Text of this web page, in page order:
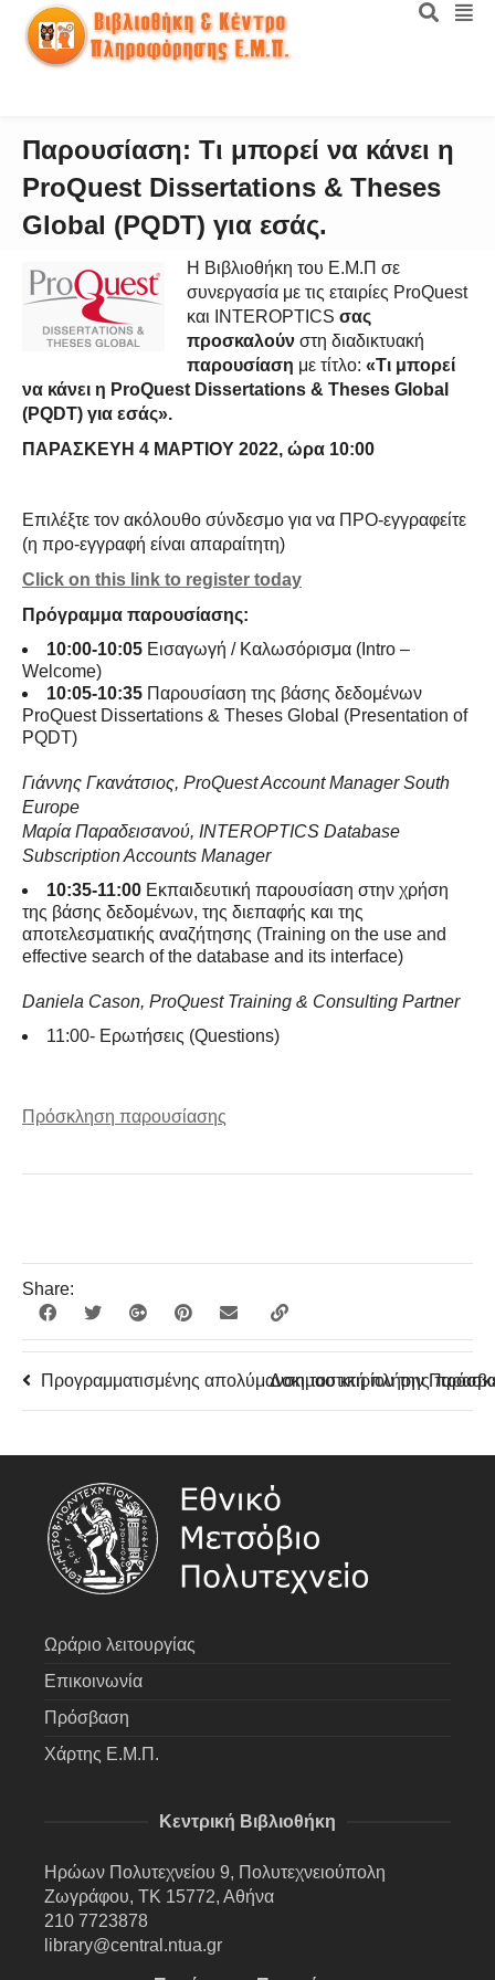
Παρουσίαση: Τι μπορεί να κάνει η
ProQuest Dissertations & Theses
Global (PQDT) για εσάς.
Η Βιβλιοθήκη του Ε.Μ.Π σε
συνεργασία με τις εταιρίες ProQuest
και INTEROPTICS σας
προσκαλούν στη διαδικτυακή
παρουσίαση με τίτλο: «Τι μπορεί
να κάνει η ProQuest Dissertations & Theses Global
(PQDT) για εσάς».
ΠΑΡΑΣΚΕΥΗ 4 ΜΑΡΤΙΟΥ 2022, ώρα 10:00
Επιλέξτε τον ακόλουθο σύνδεσμο για να ΠΡΟ-εγγραφείτε
(η προ-εγγραφή είναι απαραίτητη)
Click on this link to register today
Πρόγραμμα παρουσίασης:
10:00-10:05 Εισαγωγή / Καλωσόρισμα (Intro –
Welcome)
10:05-10:35 Παρουσίαση της βάσης δεδομένων
ProQuest Dissertations & Theses Global (Presentation of
PQDT)
Γιάννης Γκανάτσιος, ProQuest Account Manager South
Europe
Μαρία Παραδεισανού, INTEROPTICS Database
Subscription Accounts Manager
10:35-11:00 Εκπαιδευτική παρουσίαση στην χρήση
της βάσης δεδομένων, της διεπαφής και της
αποτελεσματικής αναζήτησης (Training on the use and
effective search of the database and its interface)
Daniela Cason, ProQuest Training & Consulting Partner
11:00- Ερωτήσεις (Questions)
Πρόσκληση παρουσίασης
Share:
Προγραμματισμένης απολύμανση του κτιρίου την
Δοκιμαστική πλήρης
Ωράριο λειτουργίας
Επικοινωνία
Πρόσβαση
Χάρτης Ε.Μ.Π.
Κεντρική Βιβλιοθήκη
Ηρώων Πολυτεχνείου 9, Πολυτεχνειούπολη
Ζωγράφου, ΤΚ 15772, Αθήνα
210 7723878
library@central.ntua.gr